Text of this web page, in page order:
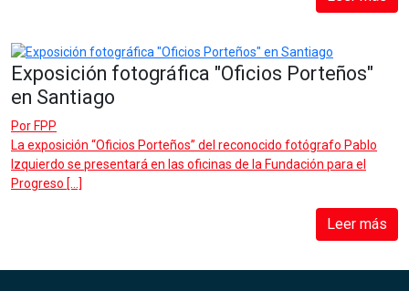
Exposición fotográfica "Oficios Porteños"
en Santiago
Por FPP
La exposición “Oficios Porteños” del reconocido fotógrafo Pablo
Izquierdo se presentará en las oficinas de la Fundación para el
Progreso […]
Leer más